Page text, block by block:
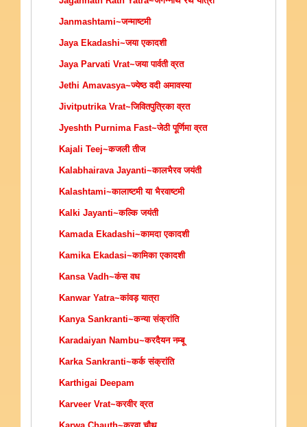
Janmashtami~जन्माष्टमी
Jaya Ekadashi~जया एकादशी
Jaya Parvati Vrat~जया पार्वती व्रत
Jethi Amavasya~ज्येष्ठ वदी अमावस्या
Jivitputrika Vrat~जिवितपुत्रिका व्रत
Jyeshth Purnima Fast~जेठी पूर्णिमा व्रत
Kajali Teej~कजली तीज
Kalabhairava Jayanti~कालभैरव जयंती
Kalashtami~कालाष्टमी या भैरवाष्टमी
Kalki Jayanti~कल्कि जयंती
Kamada Ekadashi~कामदा एकादशी
Kamika Ekadasi~कामिका एकादशी
Kansa Vadh~कंस वध
Kanwar Yatra~कांवड़ यात्रा
Kanya Sankranti~कन्या संक्रांति
Karadaiyan Nambu~करदैयन नम्बू
Karka Sankranti~कर्क संक्रांति
Karthigai Deepam
Karveer Vrat~करवीर व्रत